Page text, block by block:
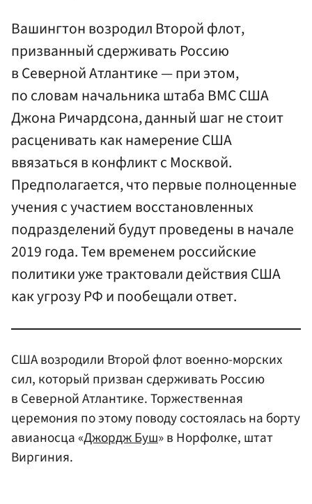
Вашингтон возродил Второй флот,
призванный сдерживать Россию
в Северной Атлантике — при этом,
по словам начальника штаба ВМС США
Джона Ричардсона, данный шаг не стоит
расценивать как намерение США
ввязаться в конфликт с Москвой.
Предполагается, что первые полноценные
учения с участием восстановленных
подразделений будут проведены в начале
2019 года. Тем временем российские
политики уже трактовали действия США
как угрозу РФ и пообещали ответ.
США возродили Второй флот военно-морских
сил, который призван сдерживать Россию
в Северной Атлантике. Торжественная
церемония по этому поводу состоялась на борту
авианосца «Джордж Буш» в Норфолке, штат
Виргиния.